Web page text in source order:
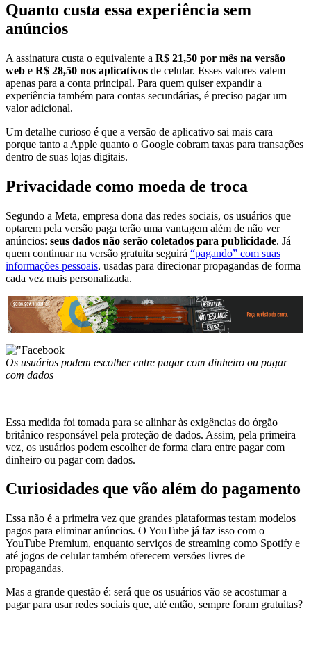
Quanto custa essa experiência sem
anúncios
A assinatura custa o equivalente a R$ 21,50 por mês na versão
web e R$ 28,50 nos aplicativos de celular. Esses valores valem
apenas para a conta principal. Para quem quiser expandir a
experiência também para contas secundárias, é preciso pagar um
valor adicional.
Um detalhe curioso é que a versão de aplicativo sai mais cara
porque tanto a Apple quanto o Google cobram taxas para transações
dentro de suas lojas digitais.
Privacidade como moeda de troca
Segundo a Meta, empresa dona das redes sociais, os usuários que
optarem pela versão paga terão uma vantagem além de não ver
anúncios: seus dados não serão coletados para publicidade. Já
quem continuar na versão gratuita seguirá “pagando” com suas
informações pessoais, usadas para direcionar propagandas de forma
cada vez mais personalizada.
Os usuários podem escolher entre pagar com dinheiro ou pagar
com dados
Essa medida foi tomada para se alinhar às exigências do órgão
britânico responsável pela proteção de dados. Assim, pela primeira
vez, os usuários podem escolher de forma clara entre pagar com
dinheiro ou pagar com dados.
Curiosidades que vão além do pagamento
Essa não é a primeira vez que grandes plataformas testam modelos
pagos para eliminar anúncios. O YouTube já faz isso com o
YouTube Premium, enquanto serviços de streaming como Spotify e
até jogos de celular também oferecem versões livres de
propagandas.
Mas a grande questão é: será que os usuários vão se acostumar a
pagar para usar redes sociais que, até então, sempre foram gratuitas?